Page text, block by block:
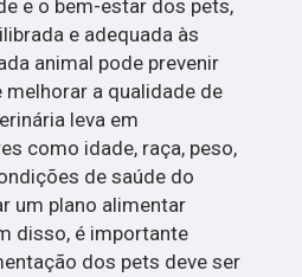
e o bem-estar dos pets,
e adequada às
animal pode prevenir
a qualidade de
leva em
como idade, raça, peso,
de saúde do
um plano alimentar
disso, é importante
dos pets deve ser